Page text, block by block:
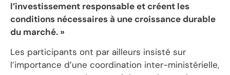
l’investissement responsable et créent les
conditions nécessaires à une croissance durable
du marché. »
Les participants ont par ailleurs insisté sur
l’importance d’une coordination inter-ministérielle,